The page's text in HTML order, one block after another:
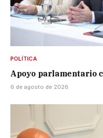
POLÍTICA
Apoyo parlamentario
6 de agosto de 2026